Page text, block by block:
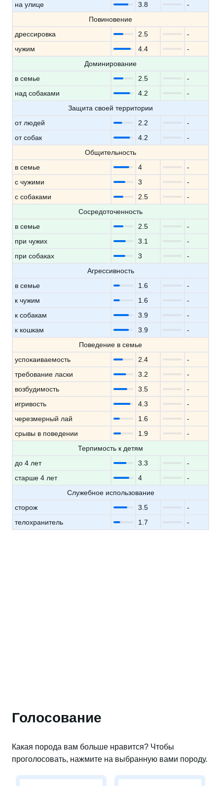
на улице
3.8
-
Повиновение
дрессировка
2.5
-
чужим
4.4
-
Доминирование
в семье
2.5
-
над собаками
4.2
-
Защита своей территории
от людей
2.2
-
от собак
4.2
-
Общительность
в семье
4
-
с чужими
3
-
с собаками
2.5
-
Сосредоточенность
в семье
2.5
-
при чужих
3.1
-
при собаках
3
-
Агрессивность
в семье
1.6
-
к чужим
1.6
-
к собакам
3.9
-
к кошкам
3.9
-
Поведение в семье
успокаиваемость
2.4
-
требование ласки
3.2
-
возбудимость
3.5
-
игривость
4.3
-
черезмерный лай
1.6
-
срывы в поведении
1.9
-
Терпимость к детям
до 4 лет
3.3
-
старше 4 лет
4
-
Служебное использование
сторож
3.5
-
телохранитель
1.7 -
Голосование
Какая порода вам больше нравится? Чтобы
проголосовать, нажмите на выбранную вами породу.